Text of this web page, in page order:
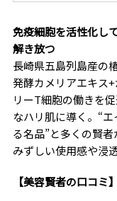
免疫細胞を活性化し
解き放つ
長崎県五島列島産の
発酵カメリアエキス
リーT細胞の働きを
なハリ肌に導く。“
る名品”と多くの賢
みずしい使用感や浸
【美容賢者の口コミ】